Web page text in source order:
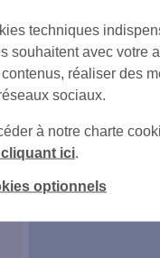
techniques
souhaitent avec votre
réaliser des
sociaux.
à notre charte
ici.
optionnels